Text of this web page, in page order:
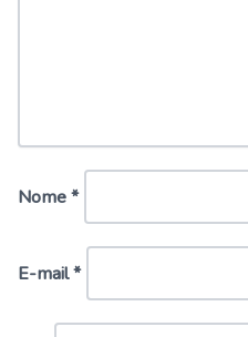
Nome*
E-mail*